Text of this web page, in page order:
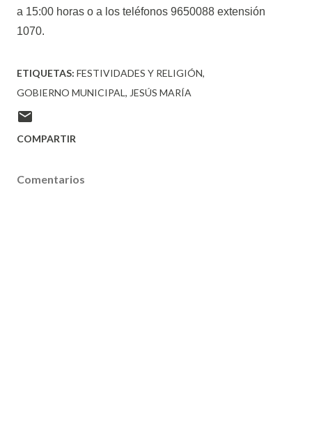
a 15:00 horas o a los teléfonos 9650088 extensión
1070.
ETIQUETAS: FESTIVIDADES Y RELIGIÓN
GOBIERNO MUNICIPAL
JESÚS MARÍA
COMPARTIR
Comentarios